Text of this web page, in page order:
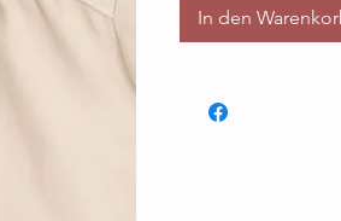
In den